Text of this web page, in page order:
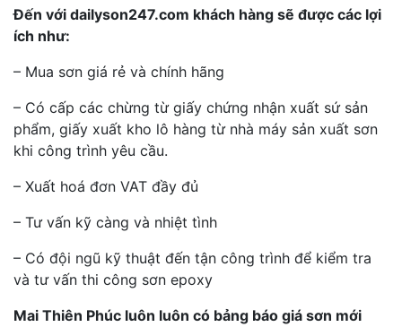
Đến với dailyson247.com khách hàng sẽ được các lợi
ích như:
– Mua sơn giá rẻ và chính hãng
– Có cấp các chừng từ giấy chứng nhận xuất sứ sản
phẩm, giấy xuất kho lô hàng từ nhà máy sản xuất sơn
khi công trình yêu cầu.
– Xuất hoá đơn VAT đầy đủ
– Tư vấn kỹ càng và nhiệt tình
– Có đội ngũ kỹ thuật đến tận công trình để kiểm tra
và tư vấn thi công sơn epoxy
Mai Thiên Phúc luôn luôn có bảng báo giá sơn mới